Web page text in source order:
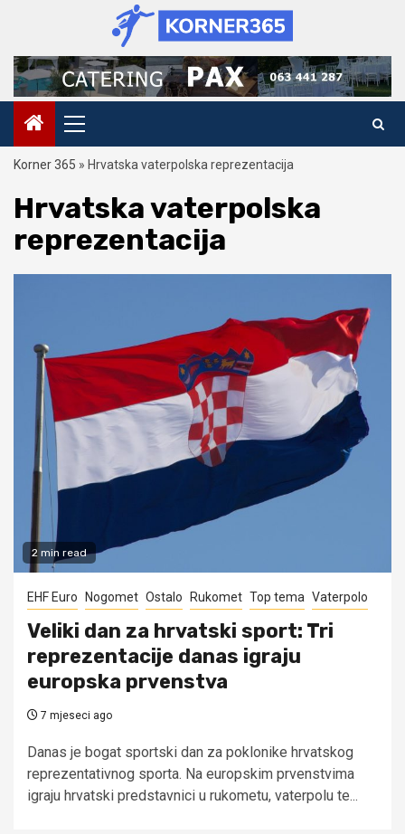
content
Primary
Menu
Korner 365 » Hrvatska vaterpolska reprezentacija
Hrvatska vaterpolska
reprezentacija
2 min read
EHF Euro Nogomet Ostalo Rukomet Top tema Vaterpolo
Veliki dan za hrvatski sport: Tri
reprezentacije danas igraju
europska prvenstva
7 mjeseci ago
Danas je bogat sportski dan za poklonike hrvatskog
reprezentativnog sporta. Na europskim prvenstvima
igraju hrvatski predstavnici u rukometu, vaterpolu te...